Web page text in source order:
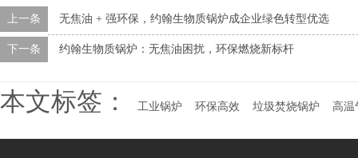
上一条 无焦油 + 强环保，约翰生物质锅炉成企业绿色转型优选
下一条 约翰生物质锅炉：无焦油困扰，环保燃烧新标杆
本文标签： 工业锅炉 环保高效 垃圾焚烧锅炉 高温